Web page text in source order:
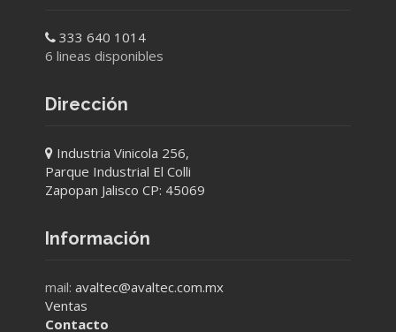
333 640 1014
6 lineas disponibles
Dirección
Industria Vinicola 256,
Parque Industrial El Colli
Zapopan Jalisco CP: 45069
Información
mail: avaltec@avaltec.com.mx
Ventas
Contacto